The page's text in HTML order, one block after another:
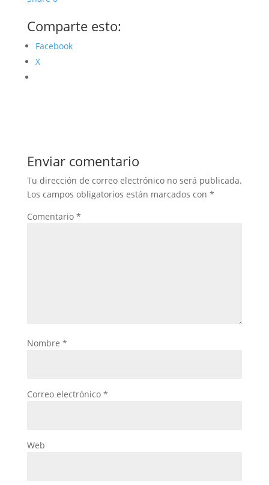
Comparte esto:
Facebook
X
Enviar comentario
Tu dirección de correo electrónico no será publicada.
Los campos obligatorios están marcados con *
Comentario *
Nombre *
Correo electrónico *
Web